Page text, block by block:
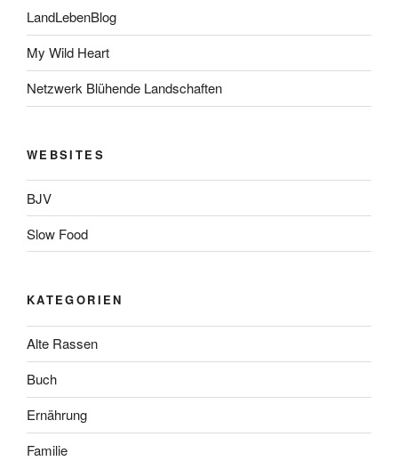
LandLebenBlog
My Wild Heart
Netzwerk Blühende Landschaften
WEBSITES
BJV
Slow Food
KATEGORIEN
Alte Rassen
Buch
Ernährung
Familie